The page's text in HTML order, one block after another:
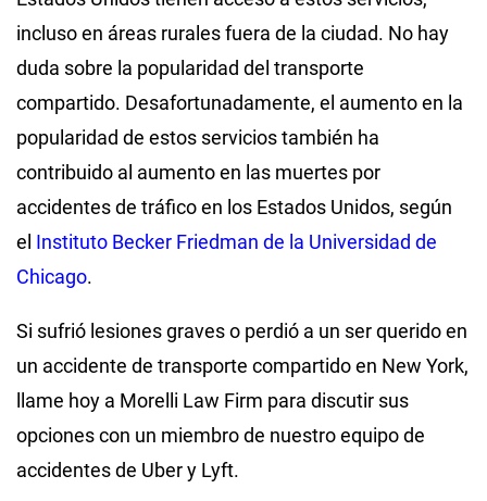
incluso en áreas rurales fuera de la ciudad. No hay
duda sobre la popularidad del transporte
compartido. Desafortunadamente, el aumento en la
popularidad de estos servicios también ha
contribuido al aumento en las muertes por
accidentes de tráfico en los Estados Unidos, según
el Instituto Becker Friedman de la Universidad de
Chicago.
Si sufrió lesiones graves o perdió a un ser querido en
un accidente de transporte compartido en New York,
llame hoy a Morelli Law Firm para discutir sus
opciones con un miembro de nuestro equipo de
accidentes de Uber y Lyft.